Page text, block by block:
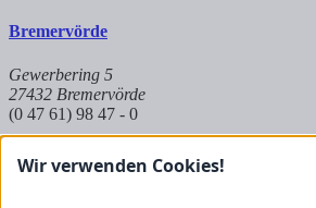
Bremervörde
Gewerbering 5
27432 Bremervörde
(0 47 61) 98 47 - 0
Hambergen
Wir verwenden Cookies!